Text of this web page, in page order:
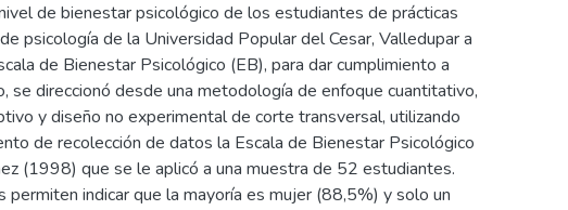
de bienestar psicológico de los estudiantes de prácticas
psicología de la Universidad Popular del Cesar, Valledupar a
de Bienestar Psicológico (EB), para dar cumplimiento a
se direccionó desde una metodología de enfoque cuantitativo,
y diseño no experimental de corte transversal, utilizando
de recolección de datos la Escala de Bienestar Psicológico
(1998) que se le aplicó a una muestra de 52 estudiantes.
permiten indicar que la mayoría es mujer (88,5%) y solo un